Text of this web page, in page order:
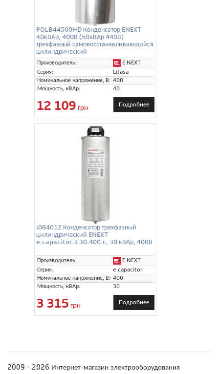
POLB44500HD Конденсатор ENEXT
40кВАр, 400В (50кВАр 440В)
трехфазный самовосстанавливающийся
цилиндрический
Производитель:
E.NEXT
Серия:
Lifasa
Номинальное напряжение, В: 400
Мощность, кВАр:
40
12 109 грн Подробнее
i084012 Конденсатор трехфазный
цилиндрический ENEXT
e.capacitor.3.30.400.c, 30 кВАр, 400В
Производитель:
E.NEXT
Серия:
e.capacitor
Номинальное напряжение, В: 400
Мощность, кВАр:
30
3 315 грн Подробнее
2009 - 2026 Интернет-магазин электрооборудования